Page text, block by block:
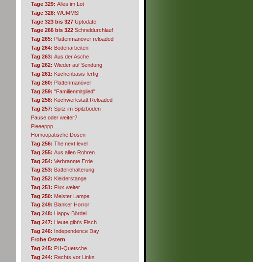
Tage 329: Alles im Lot
Tage 328: WUMMS!
Tage 323 bis 327 Uptodate
Tage 266 bis 322 Schneldurchlauf
Tag 265: Plattenmanöver reloaded
Tag 264: Bodenarbeiten
Tag 263: Aus der Asche
Tag 262: Wieder auf Sendung
Tag 261: Küchenbasis fertig
Tag 260: Plattenmanöver
Tag 259: "Familienmitglied"
Tag 258: Kochwerkstatt Reloaded
Tag 257: Spitz im Spitzboden
Pause oder weiter?
Pieeeppp....
Homöopatische Dosen
Tag 256: The next level
Tag 255: Aus allen Rohren
Tag 254: Verbrannte Erde
Tag 253: Batteriehalterung
Tag 252: Kleiderstange
Tag 251: Flux weiter
Tag 250: Meister Lampe
Tag 249: Blanker Horror
Tag 248: Happy Bördel
Tag 247: Heute gibt's Fisch
Tag 246: Independence Day
Frohe Ostern
Tag 245: PU-Quetsche
Tag 244: Rechts vor Links